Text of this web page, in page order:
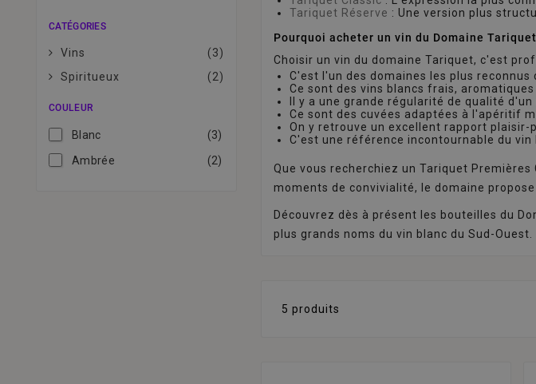
CATÉGORIES
Vins
(3)
Spiritueux
(2)
COULEUR
Blanc
(3)
Ambrée
(2)
Tariquet Réserve : Une version plus
Pourquoi acheter un vin du Domaine
Choisir un vin du domaine Tariquet, c'est
C'est l'un des domaines les plus reconnus
Ce sont des vins blancs frais,
Il y a une grande régularité de qualité
Ce sont des cuvées adaptées à l'apéritif
On y retrouve un excellent rapport plaisir-
C'est une référence incontournable du vin
Que vous recherchiez un Tariquet Premières
moments de convivialité, le domaine
Découvrez dès à présent les bouteilles du
plus grands noms du vin blanc du Sud-Ouest.
5 produits